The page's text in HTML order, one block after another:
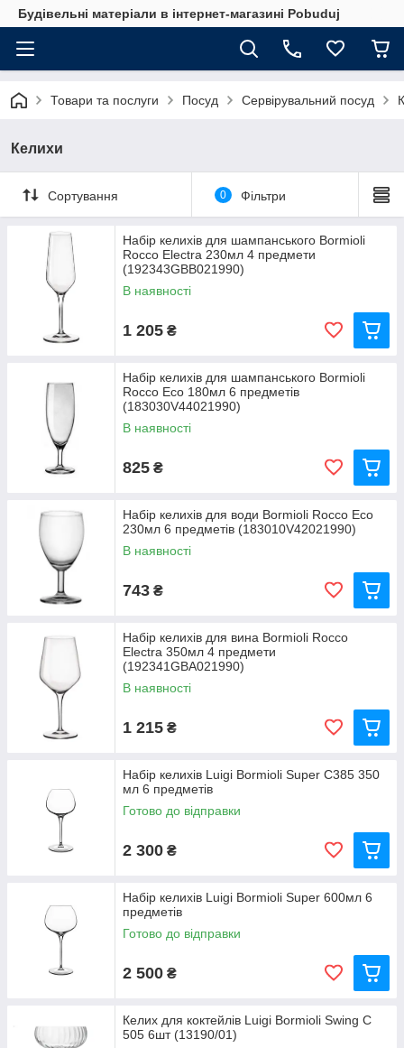
Будівельні матеріали в інтернет-магазині Pobuduj
Товари та послуги Посуд Сервірувальний посуд
Келихи
Сортування 0 Фільтри
Набір келихів для шампанського Bormioli
Rocco Electra 230мл 4 предмети
(192343GBB021990)
В наявності
1 205 ₴
Набір келихів для шампанського Bormioli
Rocco Eco 180мл 6 предметів
(183030V44021990)
В наявності
825 ₴
Набір келихів для води Bormioli Rocco Eco
230мл 6 предметів (183010V42021990)
В наявності
743 ₴
Набір келихів для вина Bormioli Rocco
Electra 350мл 4 предмети
(192341GBA021990)
В наявності
1 215 ₴
Набір келихів Luigi Bormioli Super С385 350
мл 6 предметів
Готово до відправки
2 300 ₴
Набір келихів Luigi Bormioli Super 600мл 6
предметів
Готово до відправки
2 500 ₴
Келих для коктейлів Luigi Bormioli Swing C
505 6шт (13190/01)